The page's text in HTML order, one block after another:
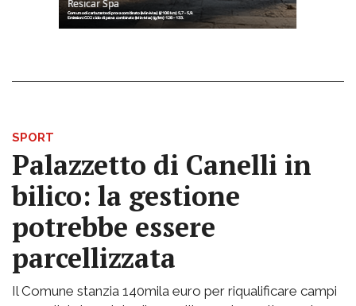
SPORT
Palazzetto di Canelli in
bilico: la gestione
potrebbe essere
parcellizzata
Il Comune stanzia 140mila euro per riqualificare campi